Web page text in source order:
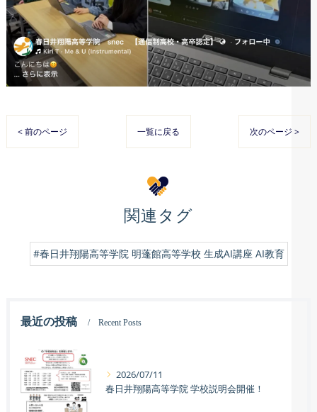
< 前のページ 一覧に戻る 次のページ >
関連タグ
#春日井翔陽高等学院 明蓬館高等学校 生成AI講座 AI教育
最近の投稿 Recent Posts
2026/07/11
春日井翔陽高等学院 学校説明会開催！